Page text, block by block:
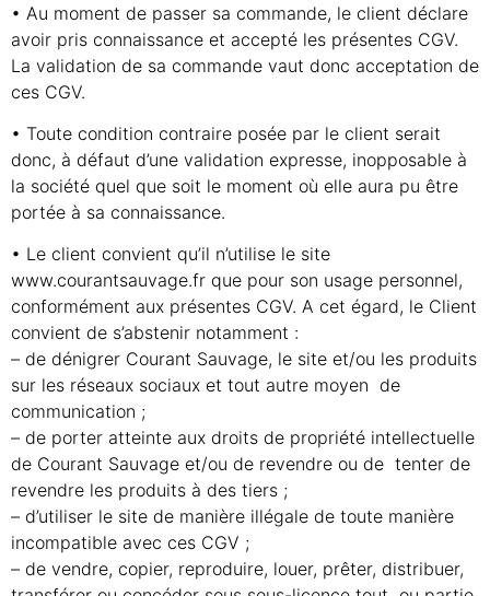
• Au moment de passer sa commande, le client déclare
avoir pris connaissance et accepté les présentes CGV.
La validation de sa commande vaut donc acceptation de
ces CGV.
• Toute condition contraire posée par le client serait
donc, à défaut d’une validation expresse, inopposable à
la société quel que soit le moment où elle aura pu être
portée à sa connaissance.
• Le client convient qu’il n’utilise le site
www.courantsauvage.fr que pour son usage personnel,
conformément aux présentes CGV. A cet égard, le Client
convient de s’abstenir notamment :
– de dénigrer Courant Sauvage, le site et/ou les produits
sur les réseaux sociaux et tout autre moyen de
communication ;
– de porter atteinte aux droits de propriété intellectuelle
de Courant Sauvage et/ou de revendre ou de tenter de
revendre les produits à des tiers ;
– d’utiliser le site de manière illégale de toute manière
incompatible avec ces CGV ;
– de vendre, copier, reproduire, louer, prêter, distribuer,